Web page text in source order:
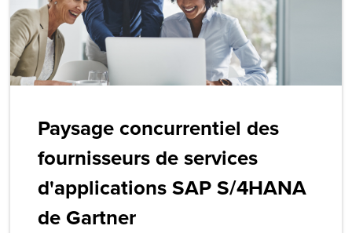
Paysage concurrentiel des
fournisseurs de services
d'applications SAP S/4HANA
de Gartner